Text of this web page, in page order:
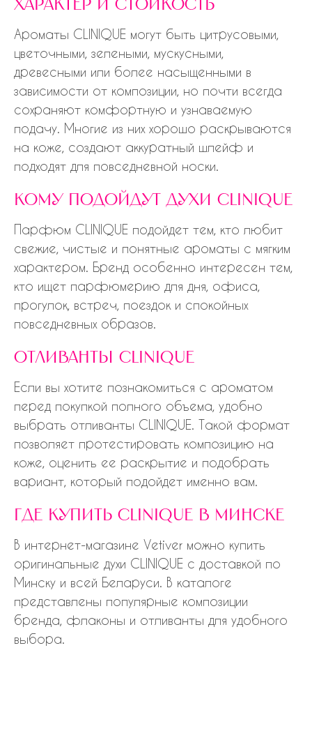
характер и стойкость
Ароматы CLINIQUE могут быть цитрусовыми,
цветочными, зелеными, мускусными,
древесными или более насыщенными в
зависимости от композиции, но почти всегда
сохраняют комфортную и узнаваемую
подачу. Многие из них хорошо раскрываются
на коже, создают аккуратный шлейф и
подходят для повседневной носки.
кому подойдут духи clinique
Парфюм CLINIQUE подойдет тем, кто любит
свежие, чистые и понятные ароматы с мягким
характером. Бренд особенно интересен тем,
кто ищет парфюмерию для дня, офиса,
прогулок, встреч, поездок и спокойных
повседневных образов.
отливанты clinique
Если вы хотите познакомиться с ароматом
перед покупкой полного объема, удобно
выбрать отливанты CLINIQUE. Такой формат
позволяет протестировать композицию на
коже, оценить ее раскрытие и подобрать
вариант, который подойдет именно вам.
где купить clinique в минске
В интернет-магазине Vetiver можно купить
оригинальные духи CLINIQUE с доставкой по
Минску и всей Беларуси. В каталоге
представлены популярные композиции
бренда, флаконы и отливанты для удобного
выбора.